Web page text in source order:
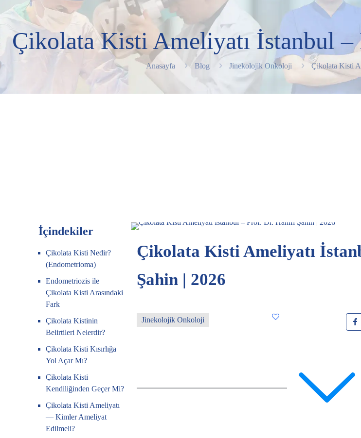
Çikolata Kisti Ameliyatı İstanbul
Anasayfa Blog Jinekolojik Onkoloji Çikolata Kisti
İçindekiler
Çikolata Kisti Nedir?
(Endometrioma)
Endometriozis ile
Çikolata Kisti Arasındaki
Fark
Çikolata Kistinin
Belirtileri Nelerdir?
Çikolata Kisti Kısırlığa
Yol Açar Mı?
Çikolata Kisti
Kendiliğinden Geçer Mi?
Çikolata Kisti Ameliyatı
— Kimler Ameliyat
Edilmeli?
Çikolata Kisti Ameliyatı
Şahin | 2026
Jinekolojik Onkoloji